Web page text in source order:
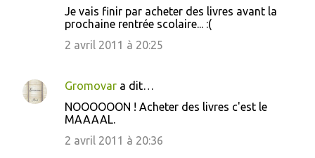
Je vais finir par acheter des livres avant la
prochaine rentrée scolaire... :(
2 avril 2011 à 20:25
Gromovar a dit…
NOOOOOON ! Acheter des livres c'est le
MAAAAL.
2 avril 2011 à 20:36